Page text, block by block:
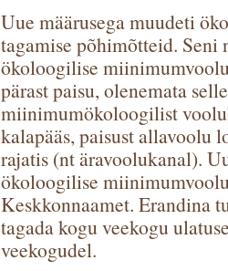
Uue määrusega muudeti
tagamise põhimõtteid. Seni
ökoloogilise
pärast paisu, olenemata
miinimumökoloogilist
kalapääs, paisust
rajatis (nt äravoolukanal).
ökoloogilise
Keskkonnaamet. Erandina
tagada kogu veekogu
veekogudel.